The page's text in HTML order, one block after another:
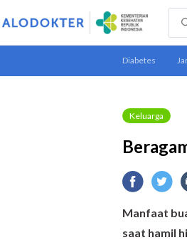
Keluarga
Manfaat
saat hamil